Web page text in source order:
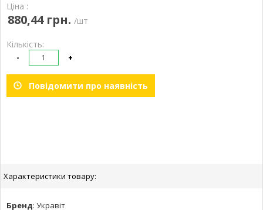
Ціна :
880,44 грн. /шт
Кількість:
- +
Повідомити про наявність
Характеристики товару:
Бренд: Укравіт